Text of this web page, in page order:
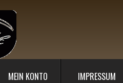
MEIN KONTO IMPRESSUM